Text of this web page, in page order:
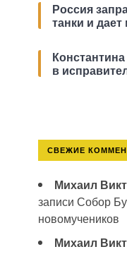
Россия
танки и
в
СВЕЖИЕ
Михаил
записи Собор
новомучеников
Михаил